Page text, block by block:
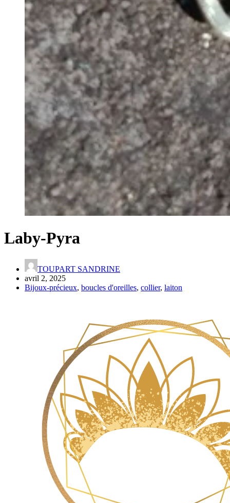
Laby-Pyra
TOUPART SANDRINE
avril 2, 2025
Bijoux-précieux, boucles d'oreilles, collier, laiton